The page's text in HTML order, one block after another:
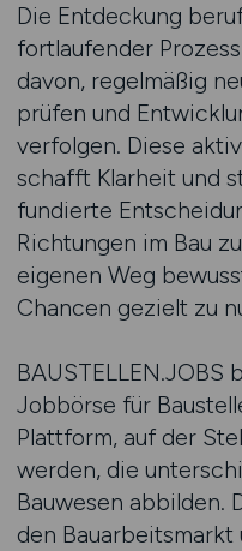
Die Entdeckung
fortlaufender
davon, regelmäßig
prüfen und
verfolgen. Diese
schafft Klarheit und
fundierte
Richtungen im Bau
eigenen Weg
Chancen gezielt zu
Jobbörse für
Plattform, auf der
werden, die
Bauwesen abbilden.
den